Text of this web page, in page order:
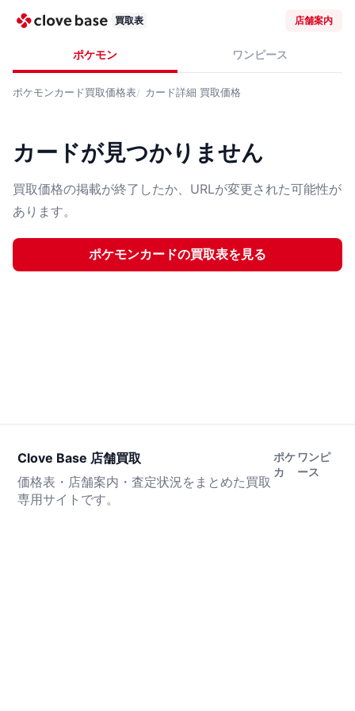
買取表 店舗案内
ポケモン ワンピース
ポケモンカード買取価格表 カード詳細 買取価格
カードが見つかりません
買取価格の掲載が終了したか、URLが変更された可能性が
あります。
ポケモンカードの買取表を見る
Clove Base 店舗買取
価格表・店舗案内・査定状況をまとめた買取
専用サイトです。
ポケ
カ
ワンピ
ース